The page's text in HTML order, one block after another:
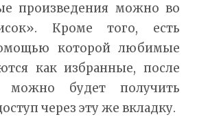
произведения можно во
Кроме того, есть
которой любимые
как избранные, после
будет получить
через эту же вкладку.